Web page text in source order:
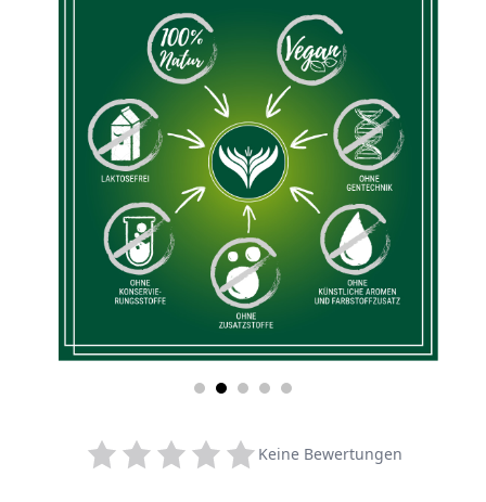
Keine Bewertungen